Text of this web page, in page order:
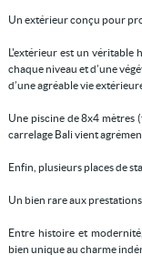
Un extérieur conçu pour
L'extérieur est un véritable
chaque niveau et d’une
d’une agréable vie
Une piscine de 8x4 mètres
carrelage Bali vient
Enfin, plusieurs places de
Un bien rare aux
Entre histoire et
bien unique au charme